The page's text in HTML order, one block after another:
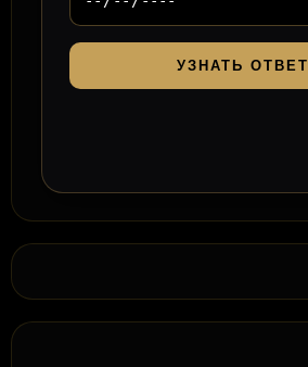
УЗНАТЬ ОТВЕТ